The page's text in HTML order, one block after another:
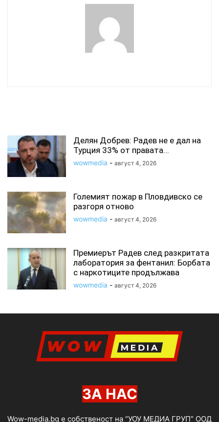
Делян Добрев: Радев не е дал на
Турция 33% от правата...
wowmedia - август 4, 2026
Големият пожар в Пловдивско се
разгоря отново
wowmedia - август 4, 2026
Премиерът Радев след разкритата
лаборатория за фентанил: Борбата
с наркотиците продължава
wowmedia - август 4, 2026
ЗА НАС
Wow-media.bg е собственост на “УОУ МЕДИА ГРУП” ООД